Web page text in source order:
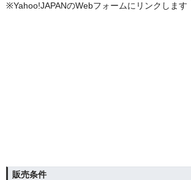
※Yahoo!JAPANのWebフォームにリンクします
販売条件